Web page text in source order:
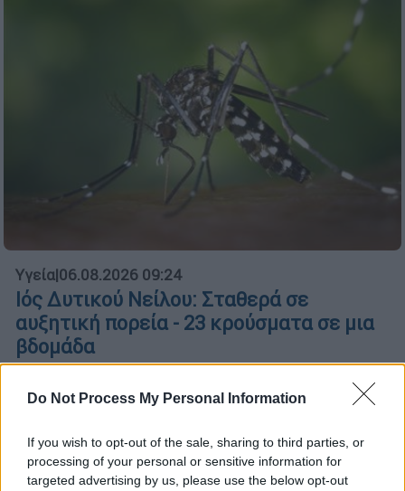
Do Not Process My Personal Information
If you wish to opt-out of the sale, sharing to third parties, or
processing of your personal or sensitive information for
targeted advertising by us, please use the below opt-out
Υγεία|06.08.2026 09:24
Ιός Δυτικού Νείλου: Σταθερά σε
αυξητική πορεία - 23 κρούσματα σε μια
βδομάδα
Από την έναρξη της περιόδου επιτήρησης
συνολικά 65 εγχώρια κρούσματα, εκ των
εκδηλώσεις από το Κεντρικό Νευρικό
Σύστημα